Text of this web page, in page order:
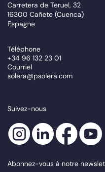
Carretera de Teruel, 32
16300 Cañete (Cuenca)
Espagne
Téléphone
+34 96 132 23 01
Courriel
solera@psolera.com
Suivez-nous
Abonnez-vous à notre